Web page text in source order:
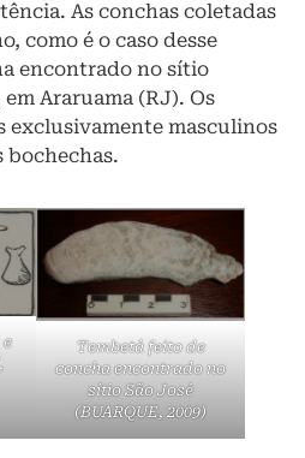
As conchas coletadas
como é o caso desse
encontrado no sítio
Araruama (RJ). Os
exclusivamente masculinos
bochechas.
e
Tembetá feito de
concha encontrado no
sítio São José
(BUARQUE, 2009)